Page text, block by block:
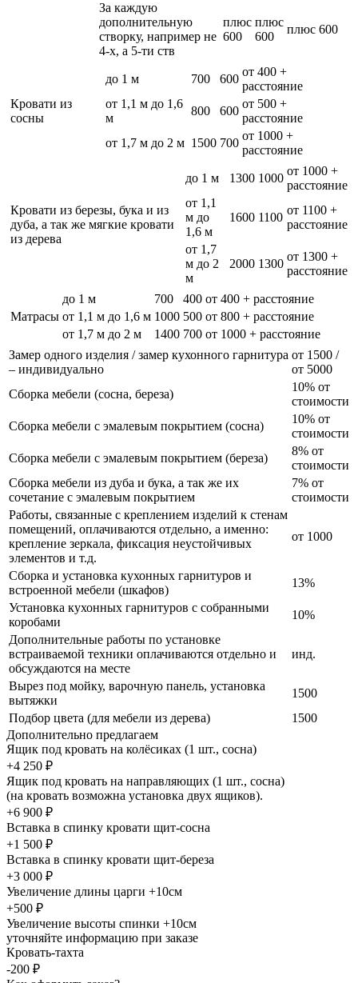
За каждую
дополнительную
створку, например не
4-х, а 5-ти ств
плюс
600
плюс
600
плюс 600
Кровати из
сосны
до 1 м 700 600
от 400 +
расстояние
от 1,1 м до 1,6
м
800 600
от 500 +
расстояние
от 1,7 м до 2 м 1500 700
от 1000 +
расстояние
Кровати из березы, бука и из
дуба, а так же мягкие кровати
из дерева
до 1 м 1300 1000
от 1000 +
расстояние
от 1,1
м до
1,6 м
1600 1100
от 1100 +
расстояние
от 1,7
м до 2
м
2000 1300
от 1300 +
расстояние
Матрасы
до 1 м 700 400 от 400 + расстояние
от 1,1 м до 1,6 м 1000 500 от 800 + расстояние
от 1,7 м до 2 м
1400 700 от 1000 + расстояние
Замер одного изделия / замер кухонного гарнитура
– индивидуально
от 1500 /
от 5000
Сборка мебели (сосна, береза)
10% от
стоимости
Сборка мебели с эмалевым покрытием (сосна)
10% от
стоимости
Сборка мебели с эмалевым покрытием (береза)
8% от
стоимости
Сборка мебели из дуба и бука, а так же их
сочетание с эмалевым покрытием
7% от
стоимости
Работы, связанные с креплением изделий к стенам
помещений, оплачиваются отдельно, а именно:
крепление зеркала, фиксация неустойчивых
элементов и т.д.
от 1000
Сборка и установка кухонных гарнитуров и
встроенной мебели (шкафов)
13%
Установка кухонных гарнитуров с собранными
коробами
10%
Дополнительные работы по установке
встраиваемой техники оплачиваются отдельно и
обсуждаются на месте
инд.
Вырез под мойку, варочную панель, установка
вытяжки
1500
Подбор цвета (для мебели из дерева)
1500
Дополнительно предлагаем
Ящик под кровать на колёсиках (1 шт., сосна)
+4 250 ₽
Ящик под кровать на направляющих (1 шт., сосна)
(на кровать возможна установка двух ящиков).
+6 900 ₽
Вставка в спинку кровати щит-сосна
+1 500 ₽
Вставка в спинку кровати щит-береза
+3 000 ₽
Увеличение длины царги +10см
+500 ₽
Увеличение высоты спинки +10см
уточняйте информацию при заказе
Кровать-тахта
-200 ₽